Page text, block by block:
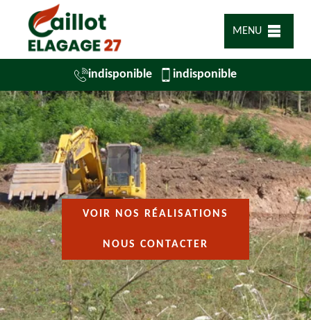
MENU
indisponible indisponible
VOIR NOS RÉALISATIONS
NOUS CONTACTER